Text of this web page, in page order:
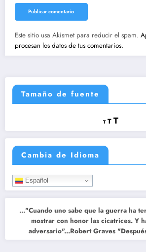
Este sitio usa Akismet para reducir el spam.
procesan los datos de tus comentarios.
Tamaño de fuente
T
Reducir
tamaño
de
fuente.
TRestablecer
de
T
tamaño
fuente.
Cambia de Idioma
Español
..."Cuando uno sabe que la guerra ha
mostrar con honor las cicatrices. Y
adversario"...Robert Graves